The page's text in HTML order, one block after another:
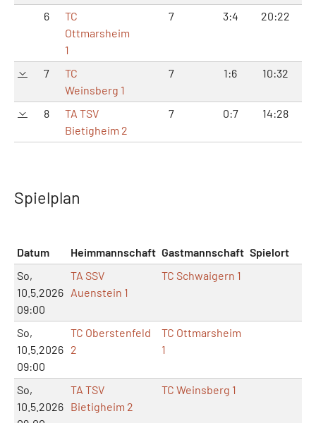
6
TC
Ottmarsheim
1
7 3:4 20:22
7
TC
Weinsberg 1
7 1:6 10:32
8
TA TSV
Bietigheim 2
7 0:7 14:28
Spielplan
Datum Heimmannschaft Gastmannschaft Spielort
So,
10.5.2026
09:00
TA SSV
Auenstein 1
TC Schwaigern 1
So,
10.5.2026
09:00
TC Oberstenfeld
2
TC Ottmarsheim
1
So,
10.5.2026
TA TSV
Bietigheim 2
TC Weinsberg 1